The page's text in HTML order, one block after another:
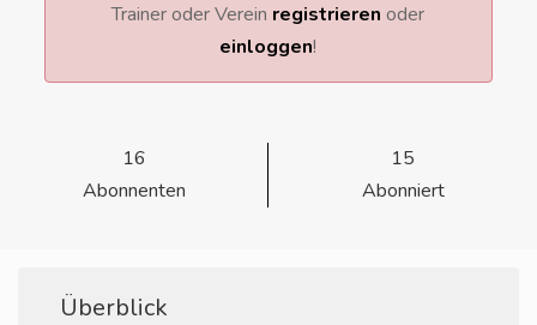
Trainer oder Verein registrieren oder
einloggen!
16
Abonnenten
15
Abonniert
Überblick